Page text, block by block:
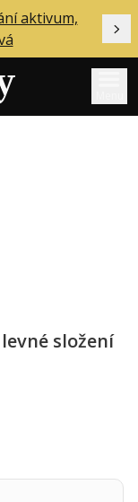
aktivum,
složení